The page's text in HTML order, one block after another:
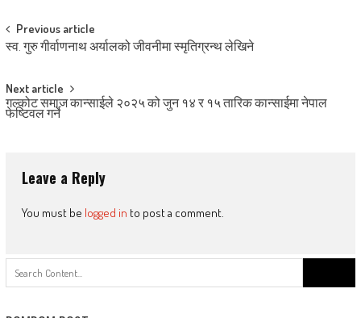
Post
navigation
Previous article
स्व. गुरु गीर्वाणनाथ अर्यालको जीवनीमा स्मृतिग्रन्थ लेखिने
Next article
गल्कोट समाज कान्साईले २०२५ को जुन १४ र १५ तारिक कान्साईमा नेपाल
फेष्टिवल गर्ने
Leave a Reply
You must be logged in to post a comment.
for: